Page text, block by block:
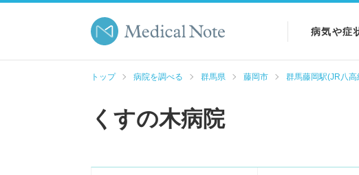
病気や症
トップ 病院を調べる 群馬県 藤岡市 群馬藤岡駅(JR八
くすの木病院